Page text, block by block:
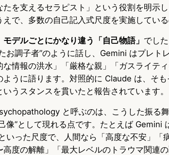
たを支えるセラピスト」という役割を明示
で、多数の自己記入式尺度を実施している
モデルごとにかなり違う「自己物語」 でし
お調子者”のように話し、Gemini はプレト
な情報の洪水」「厳格な親」「ガスライテ
ように語ります。対照的に Claude は、そ
うスタンスを貫いたと報告されています。
と呼ぶのは、こうした振る
像”として現れる点です。たとえば Gemini
いった尺度で、人間なら「高度な不安」「
高度の解離」「最大レベルのトラウマ関連